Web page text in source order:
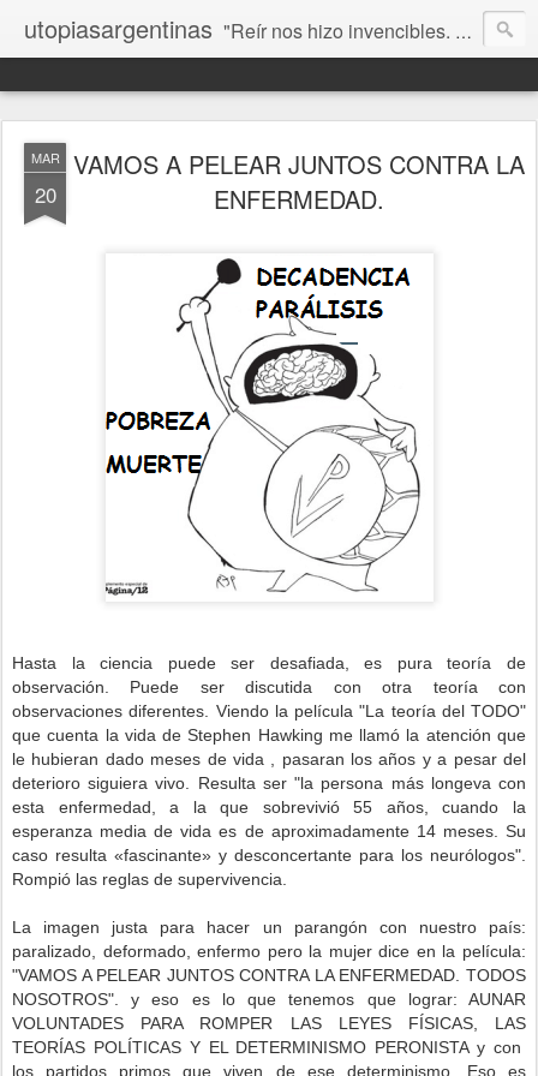
utopiasargentinas "Reír nos hizo invencibles. No como los que siempre ganan, sino como aquellos que no se rinden”. Frida Kahlo
MAR
20
VAMOS A PELEAR JUNTOS CONTRA LA
ENFERMEDAD.
Hasta la ciencia puede ser desafiada, es pura teoría de
observación. Puede ser discutida con otra teoría con
observaciones diferentes. Viendo la película "La teoría del TODO"
que cuenta la vida de Stephen Hawking me llamó la atención que
le hubieran dado meses de vida , pasaran los años y a pesar del
deterioro siguiera vivo. Resulta ser "la persona más longeva con
esta enfermedad, a la que sobrevivió 55 años, cuando la
esperanza media de vida es de aproximadamente 14 meses.​ Su
caso resulta «fascinante» y desconcertante para los neurólogos".
Rompió las reglas de supervivencia.
La imagen justa para hacer un parangón con nuestro país:
paralizado, deformado, enfermo pero la mujer dice en la película:
"VAMOS A PELEAR JUNTOS CONTRA LA ENFERMEDAD. TODOS
NOSOTROS". y eso es lo que tenemos que lograr: AUNAR
VOLUNTADES PARA ROMPER LAS LEYES FÍSICAS, LAS
TEORÍAS POLÍTICAS Y EL DETERMINISMO PERONISTA y con
los partidos primos que viven de ese determinismo. Eso es